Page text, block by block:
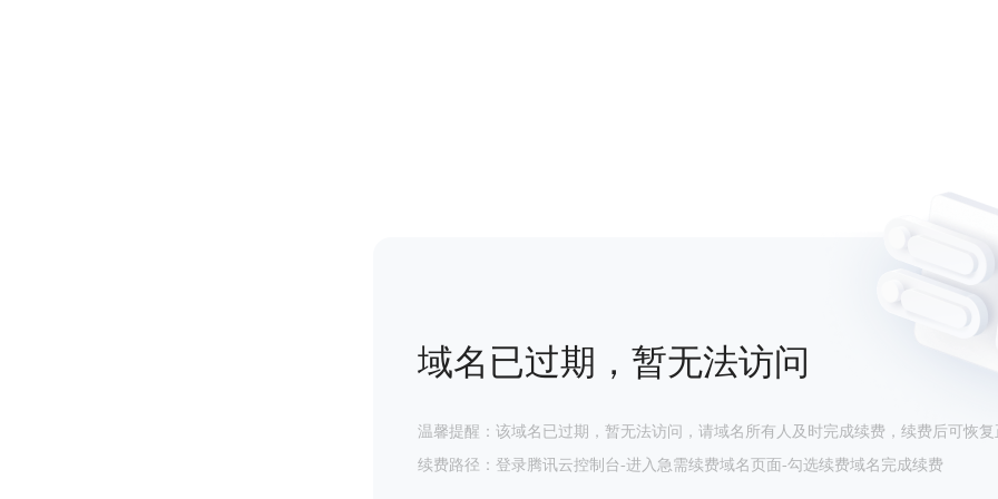
域名已过期，暂无法访问
温馨提醒：该域名已过期，暂无法访问，请域名所有人及时完成续费，续费后可恢复
续费路径：登录腾讯云控制台-进入急需续费域名页面-勾选续费域名完成续费